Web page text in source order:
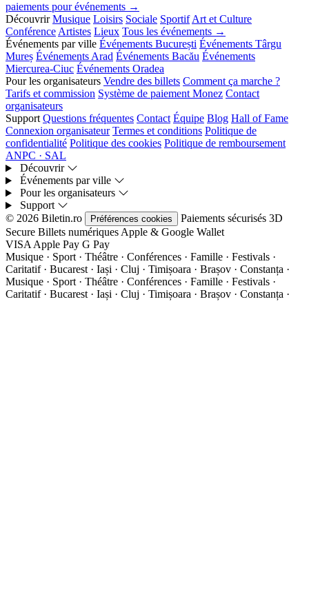
paiements pour événements →
Découvrir Musique Loisirs Sociale SportifArt et Culture
ConférenceArtistes Lieux Tous les événements →
Événements par ville Événements București Événements Târgu
Mureș Événements Arad Événements Bacău Événements
Miercurea-Ciuc Événements Oradea
Pour les organisateurs Vendre des billets Comment ça marche ?
Tarifs et commission Système de paiement Monez Contact
organisateurs
Support Questions fréquentes Contact Équipe Blog Hall of Fame
Connexion organisateur Termes et conditions Politique de
confidentialité Politique des cookies Politique de remboursement
ANPC · SAL
Découvrir
Événements par ville
Pour les organisateurs
Support
© 2026 Biletin.ro
Préférences cookies Paiements sécurisés 3D
Secure Billets numériquesApple & Google Wallet
VISAApple Pay G Pay
Musique · Sport · Théâtre · Conférences · Famille · Festivals ·
Caritatif · Bucarest · Iași · Cluj · Timișoara · Brașov · Constanța ·
Musique · Sport · Théâtre · Conférences · Famille · Festivals ·
Caritatif · Bucarest · Iași · Cluj · Timișoara · Brașov · Constanța ·